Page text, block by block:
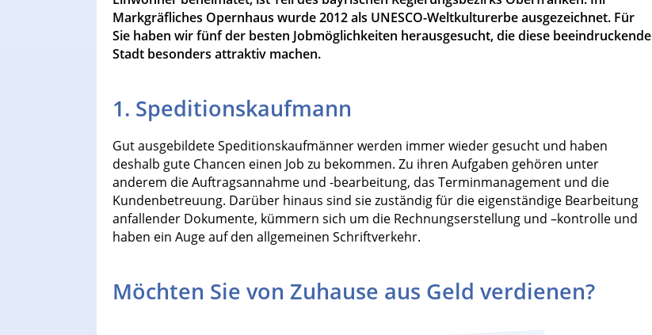
Markgräfliches Opernhaus wurde 2012 als UNESCO-Weltkulturerbe ausgezeichnet. Für
Sie haben wir fünf der besten Jobmöglichkeiten herausgesucht, die diese beeindruckende
Stadt besonders attraktiv machen.
1. Speditionskaufmann
Gut ausgebildete Speditionskaufmänner werden immer wieder gesucht und haben
deshalb gute Chancen einen Job zu bekommen. Zu ihren Aufgaben gehören unter
anderem die Auftragsannahme und -bearbeitung, das Terminmanagement und die
Kundenbetreuung. Darüber hinaus sind sie zuständig für die eigenständige Bearbeitung
anfallender Dokumente, kümmern sich um die Rechnungserstellung und –kontrolle und
haben ein Auge auf den allgemeinen Schriftverkehr.
Möchten Sie von Zuhause aus Geld verdienen?